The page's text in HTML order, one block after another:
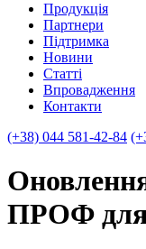
Продукцiя
Партнери
Пiдтримка
Новини
Статті
Впровадження
Контакти
(+38) 044 581-42-84
ПРОФ для